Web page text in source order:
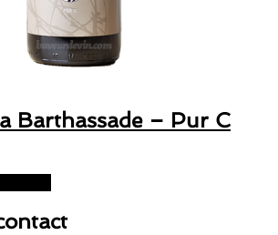
Barthassade – Pur C